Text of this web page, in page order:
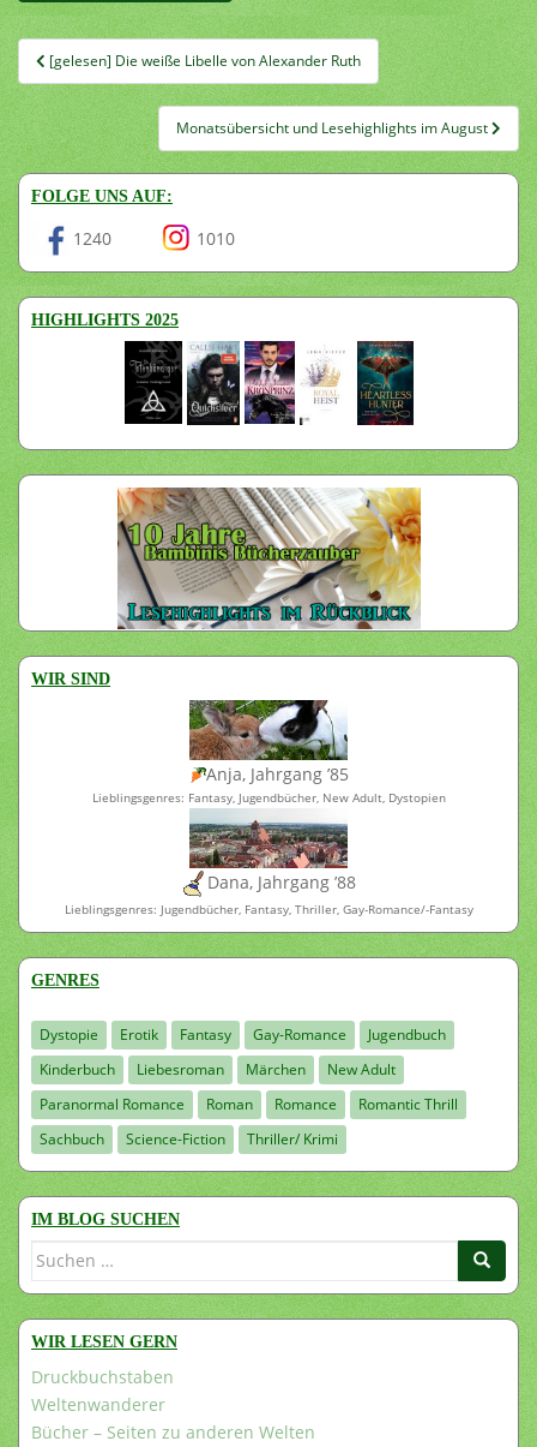
Beitragsnavigation
[gelesen] Die weiße Libelle von Alexander Ruth
Monatsübersicht und Lesehighlights im August
FOLGE UNS AUF:
1240 1010
HIGHLIGHTS 2025
WIR SIND
Anja, Jahrgang ’85
Lieblingsgenres: Fantasy, Jugendbücher, New Adult, Dystopien
Dana, Jahrgang ’88
Lieblingsgenres: Jugendbücher, Fantasy, Thriller, Gay-Romance/-Fantasy
GENRES
Dystopie Erotik Fantasy Gay-Romance
Jugendbuch
Kinderbuch
Liebesroman Märchen
New Adult
Paranormal Romance
Roman Romance
Romantic Thrill
Sachbuch
Science-Fiction Thriller/ Krimi
IM BLOG SUCHEN
Suchen
WIR LESEN GERN
Druckbuchstaben
Weltenwanderer
Bücher – Seiten zu anderen Welten